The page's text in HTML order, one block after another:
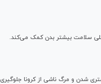
کلی سلامت بیشتر بدن کمک می‌کند.
می‌تواند از بستری شدن و مرگ ناشی از کرونا جلوگیری